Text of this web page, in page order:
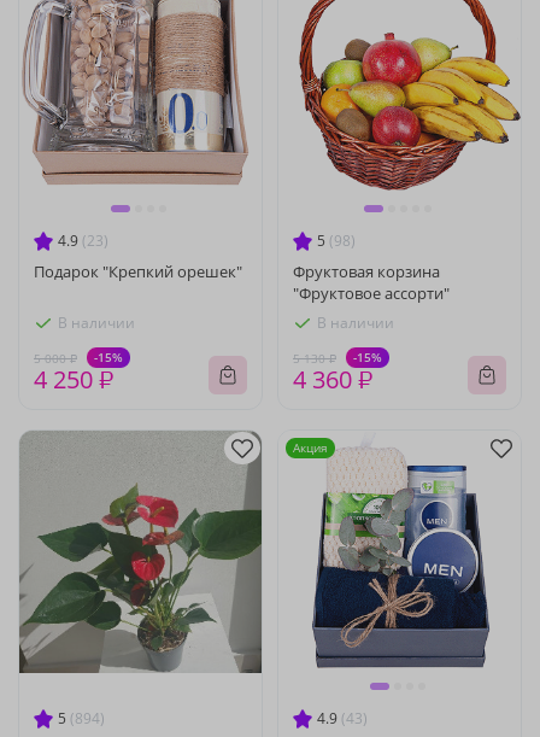
4.9 (23)
Подарок "Крепкий орешек"
В наличии
5 000 ₽ -15%
4 250 ₽
5 (98)
Фруктовая корзина
"Фруктовое ассорти"
В наличии
5 130 ₽ -15%
4 360 ₽
5 (894) 4.9 (43)
Акция